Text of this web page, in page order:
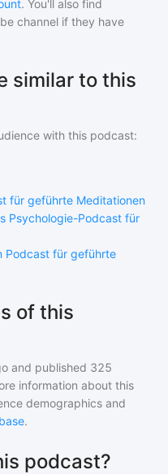
. You'll also find
channel if they have
similar to this
with this podcast:
für geführte Meditationen
Psychologie-Podcast für
Podcast für geführte
of this
and published 325
information about this
demographics and
.
podcast?